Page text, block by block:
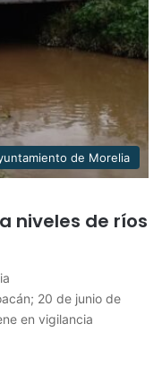
de Morelia
niveles de ríos
20 de junio de
en vigilancia